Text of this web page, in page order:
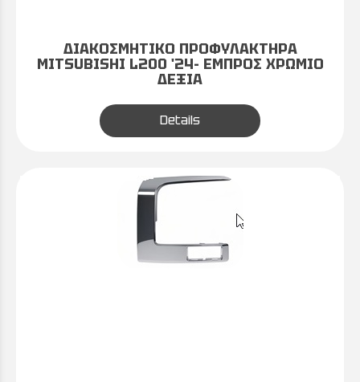
ΔΙΑΚΟΣΜΗΤΙΚΟ ΠΡΟΦΥΛΑΚΤΗΡΑ
MITSUBISHI L200 '24- ΕΜΠΡΟΣ ΧΡΩΜΙΟ
ΔΕΞΙΑ
Details